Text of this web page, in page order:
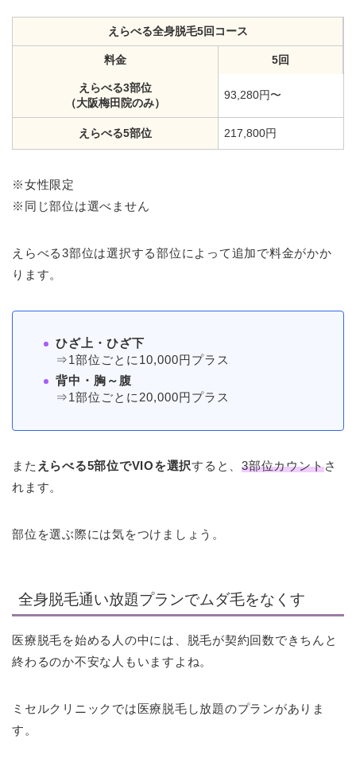
えらべる全身脱毛5回コース
料金 5回
えらべる3部位
（大阪梅田院のみ）
93,280円〜
えらべる5部位 217,800円
※女性限定
※同じ部位は選べません
えらべる3部位は選択する部位によって追加で料金がかか
ります。
ひざ上・ひざ下
⇒1部位ごとに10,000円プラス
背中・胸～腹
⇒1部位ごとに20,000円プラス
また えらべる5部位でVIOを選択すると、3部位カウントさ
れます。
部位を選ぶ際には気をつけましょう。
全身脱毛通い放題プランでムダ毛をなくす
医療脱毛を始める人の中には、脱毛が契約回数できちんと
終わるのか不安な人もいますよね。
ミセルクリニックでは医療脱毛し放題のプランがありま
す。